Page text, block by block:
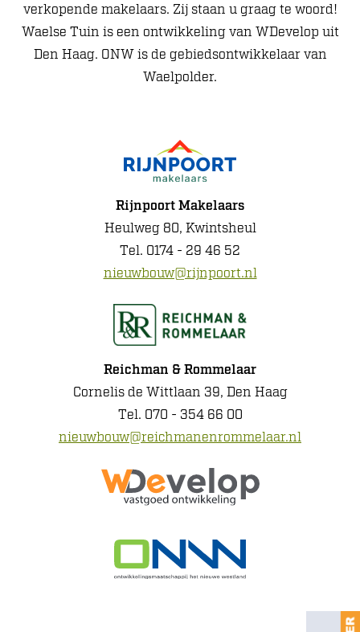
verkopende makelaars. Zij staan u graag te woord!
Waelse Tuin is een ontwikkeling van WDevelop uit
Den Haag. ONW is de gebiedsontwikkelaar van
Waelpolder.
Rijnpoort Makelaars
Heulweg 80, Kwintsheul
Tel. 0174 - 29 46 52
nieuwbouw@rijnpoort.nl
Reichman & Rommelaar
Cornelis de Wittlaan 39, Den Haag
Tel. 070 - 354 66 00
nieuwbouw@reichmanenrommelaar.nl